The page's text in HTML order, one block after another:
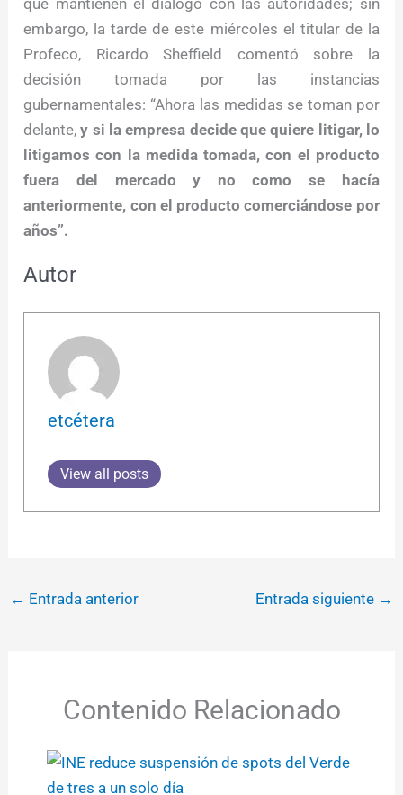
embargo, la tarde de este miércoles el titular de la
Profeco, Ricardo Sheffield comentó sobre la
decisión tomada por las instancias
gubernamentales: “Ahora las medidas se toman por
delante,y si la empresa decide que quiere litigar, lo
litigamos con la medida tomada, con el producto
fuera del mercado y no como se hacía
anteriormente, con el producto comerciándose por
años”.
Autor
etcétera
View all posts
← Entrada anterior Entrada siguiente →
Contenido Relacionado